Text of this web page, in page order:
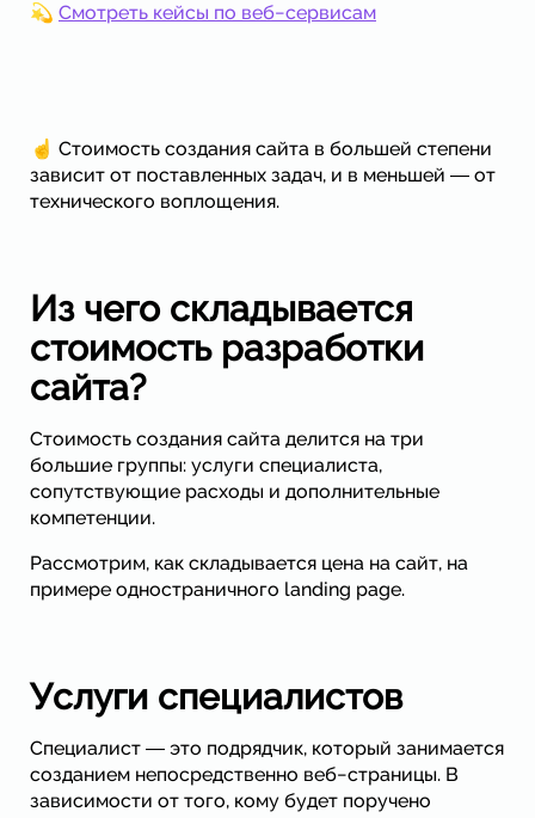
💫 Смотреть кейсы по веб−сервисам
☝ Стоимость создания сайта в большей степени
зависит от поставленных задач, и в меньшей ― от
технического воплощения.
Из чего складывается
стоимость разработки
сайта?
Стоимость создания сайта делится на три
большие группы: услуги специалиста,
сопутствующие расходы и дополнительные
компетенции.
Рассмотрим, как складывается цена на сайт, на
примере одностраничного landing page.
Услуги специалистов
Специалист ― это подрядчик, который занимается
созданием непосредственно веб−страницы. В
зависимости от того, кому будет поручено